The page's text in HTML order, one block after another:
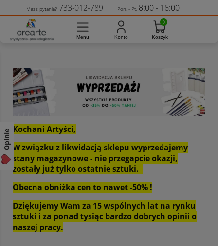
Kochani Artyści,
W związku z likwidacją sklepu wyprzedajemy
stany magazynowe - nie przegapcie okazji,
zostały już tylko ostatnie sztuki.
Obecna obniżka cen to nawet -50% !
Dziękujemy Wam za 15 wspólnych lat na rynku
sztuki i za ponad tysiąc bardzo dobrych opinii o
naszej pracy.
Masz pytania? 733-012-789 Pon. - Pt. 8:00 - 16:00
Opinie